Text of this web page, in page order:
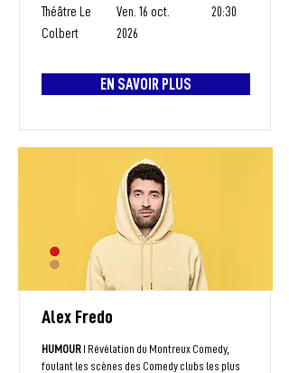
Théâtre Le
Colbert
Ven. 16 oct.
2026
20:30
EN SAVOIR PLUS
Alex Fredo
HUMOURI Révélation du Montreux Comedy,
foulant les scènes des Comedy clubs les plus